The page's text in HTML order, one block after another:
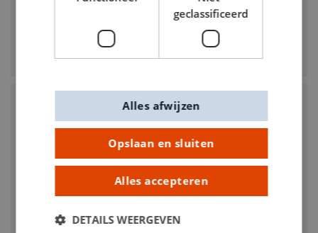
€ 5,50
geclassificeerd
Opslaan en sluiten
Alles accepteren
Alles afwijzen
DETAILS WEERGEVEN